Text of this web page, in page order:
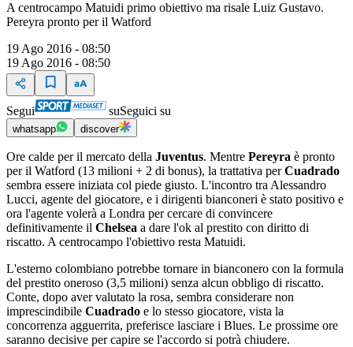
A centrocampo Matuidi primo obiettivo ma risale Luiz Gustavo.
Pereyra pronto per il Watford
19 Ago 2016 - 08:50
19 Ago 2016 - 08:50
Segui suSeguici su
whatsapp discover
Ore calde per il mercato della Juventus. Mentre Pereyra è pronto
per il Watford (13 milioni + 2 di bonus), la trattativa perCuadrado
sembra essere iniziata col piede giusto. L'incontro tra Alessandro
Lucci, agente del giocatore, e i dirigenti bianconeri è stato positivo e
ora l'agente volerà a Londra per cercare di convincere
definitivamente il Chelsea a dare l'ok al prestito con diritto di
riscatto. A centrocampo l'obiettivo resta Matuidi.
L'esterno colombiano potrebbe tornare in bianconero con la formula
del prestito oneroso (3,5 milioni) senza alcun obbligo di riscatto.
Conte, dopo aver valutato la rosa, sembra considerare non
imprescindibile Cuadrado e lo stesso giocatore, vista la
concorrenza agguerrita, preferisce lasciare i Blues. Le prossime ore
saranno decisive per capire se l'accordo si potrà chiudere.